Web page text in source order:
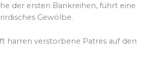
der ersten Bankreihen, führt eine
Gewölbe.
harren verstorbene Patres auf den